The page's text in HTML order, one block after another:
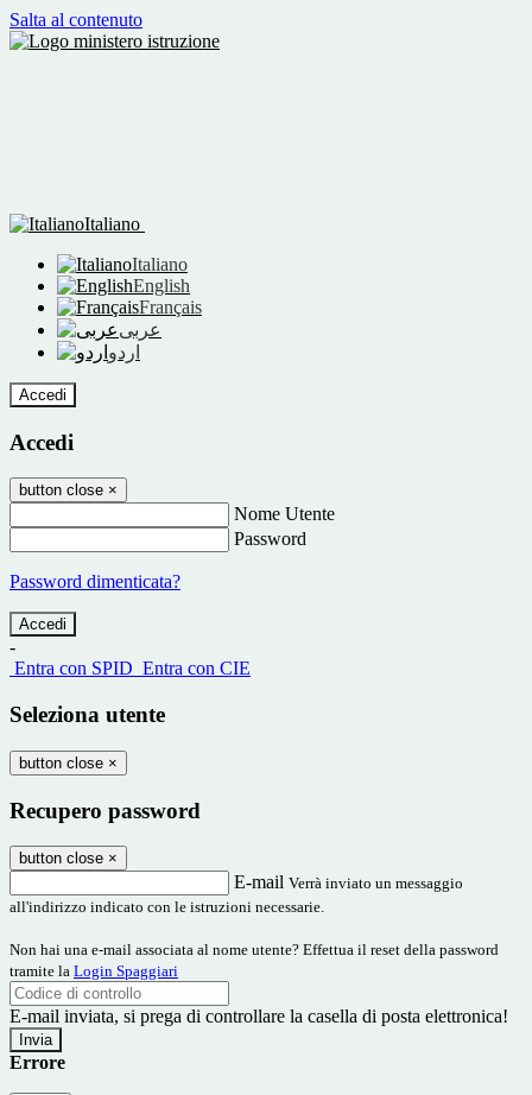
Salta al contenuto
Italiano
Italiano
English
Français
عربى
اردو
Accedi
Accedi
button close ×
Nome Utente
Password
Password dimenticata?
-
Entra con SPID Entra con CIE
Seleziona utente
button close ×
Recupero password
button close ×
E-mail Verrà inviato un messaggio
all'indirizzo indicato con le istruzioni necessarie.
Non hai una e-mail associata al nome utente? Effettua il reset della password
tramite la Login Spaggiari
E-mail inviata, si prega di controllare la casella di posta elettronica!
Errore